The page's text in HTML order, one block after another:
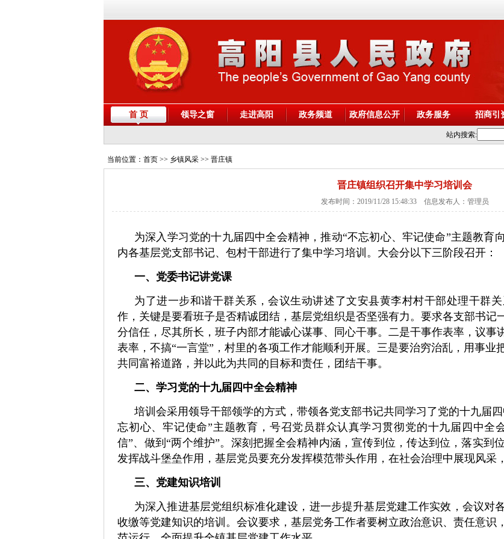
首 页 领导之窗 走进高阳 政务频道 政府信息公开 政务服务 招商引
站内搜索:
当前位置： 首页 >> 乡镇风采 >> 晋庄镇
晋庄镇组织召开集中学习培训会
发布时间：2019/11/28 15:48:33 信息发布人：管理员
为深入学习党的十九届四中全会精神，推动“不忘初心、牢记使命”主题教育
内各基层党支部书记、包村干部进行了集中学习培训。 大会分以下三阶段召开：
一、党委书记讲党课
为了进一步和谐干群关系，会议生动讲述了文安县黄李村村干部处理干群
作，关键是要看班子是否精诚团结，基层党组织是否坚强有力。 要求各支部书记
分信任，尽其所长，班子内部才能诚心谋事、同心干事。 二是干事作表率，议事
表率，不搞“一言堂”，村里的各项工作才能顺利开展。 三是要治穷治乱，用事业
共同富裕道路，并以此为共同的目标和责任，团结干事。
二、学习党的十九届四中全会精神
培训会采用领导干部领学的方式，带领各党支部书记共同学习了党的十九届四
忘初心、牢记使命”主题教育，号召党员群众认真学习贯彻党的十九届四中全
信”、做到“两个维护”。 深刻把握全会精神内涵，宣传到位，传达到位，落实到位
发挥战斗堡垒作用，基层党员要充分发挥模范带头作用，在社会治理中展现风采
三、党建知识培训
为深入推进基层党组织标准化建设，进一步提升基层党建工作实效，会议对
收缴等党建知识的培训。 会议要求，基层党务工作者要树立政治意识、责任意识